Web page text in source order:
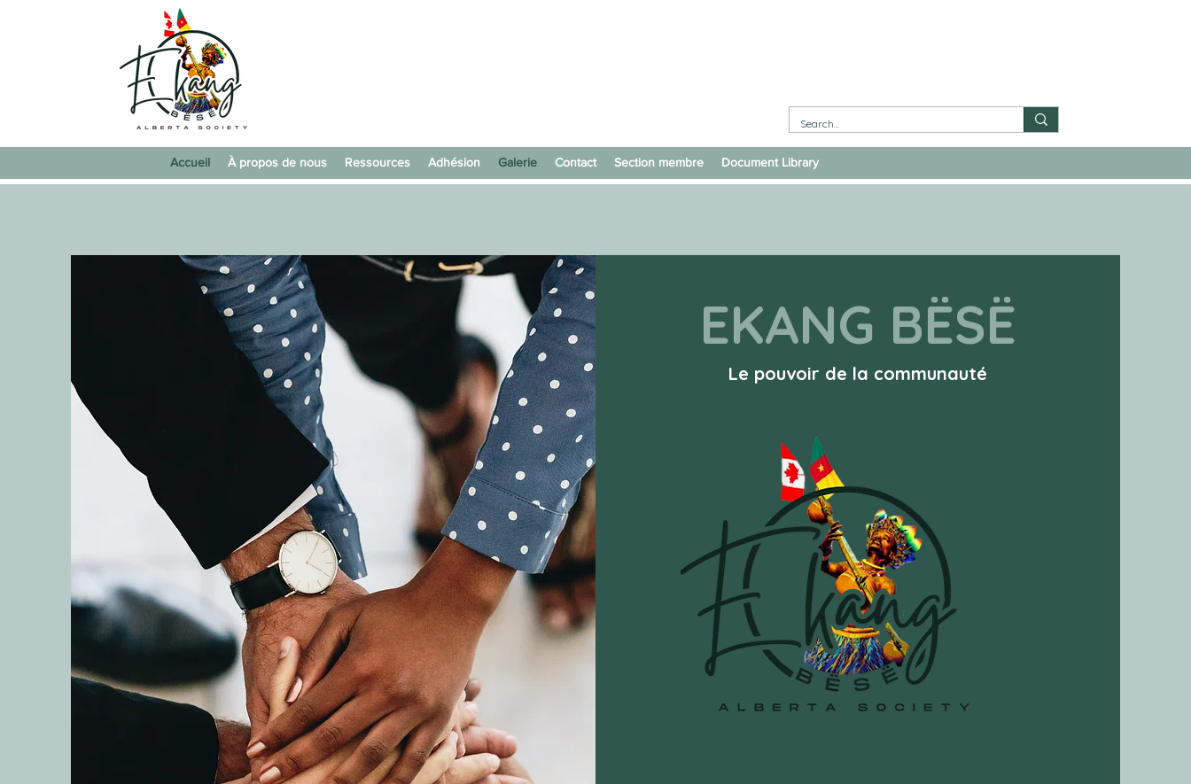
Accueil À propos de nous Ressources Adhésion Galerie Contact Section membre Document Library
EKANG BËSË
Le pouvoir de la communauté